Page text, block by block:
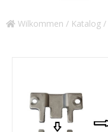
Wilkommen / Katalog /